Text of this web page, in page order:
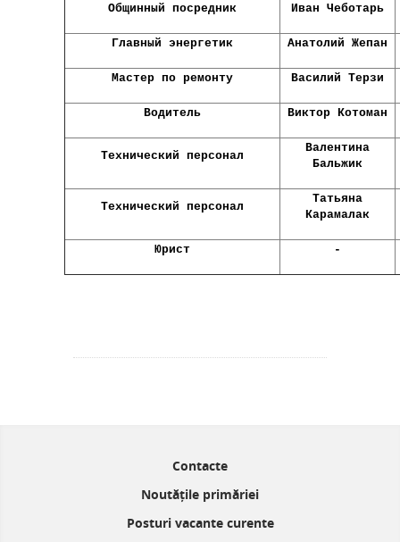
Общинный посредник Иван Чеботарь
Главный энергетик Анатолий Жепан
Мастер по ремонту Василий Терзи
Водитель Виктор Котоман
Технический персонал
Валентина
Бальжик
Технический персонал
Татьяна
Карамалак
Юрист -
Contacte
Noutățile primăriei
Posturi vacante curente